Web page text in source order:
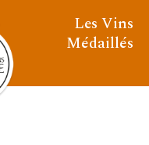
Les Vins
Médaillés